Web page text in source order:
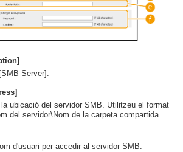
Server].
ubicació del servidor SMB. Utilitzeu el format
del servidor\Nom de la carpeta compartida
d'usuari per accedir al servidor SMB.